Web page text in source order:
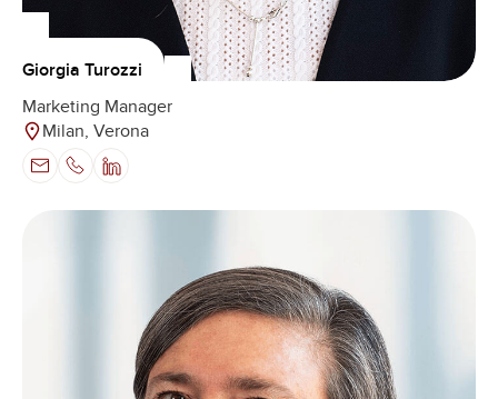
Giorgia Turozzi
Marketing Manager
Milan, Verona